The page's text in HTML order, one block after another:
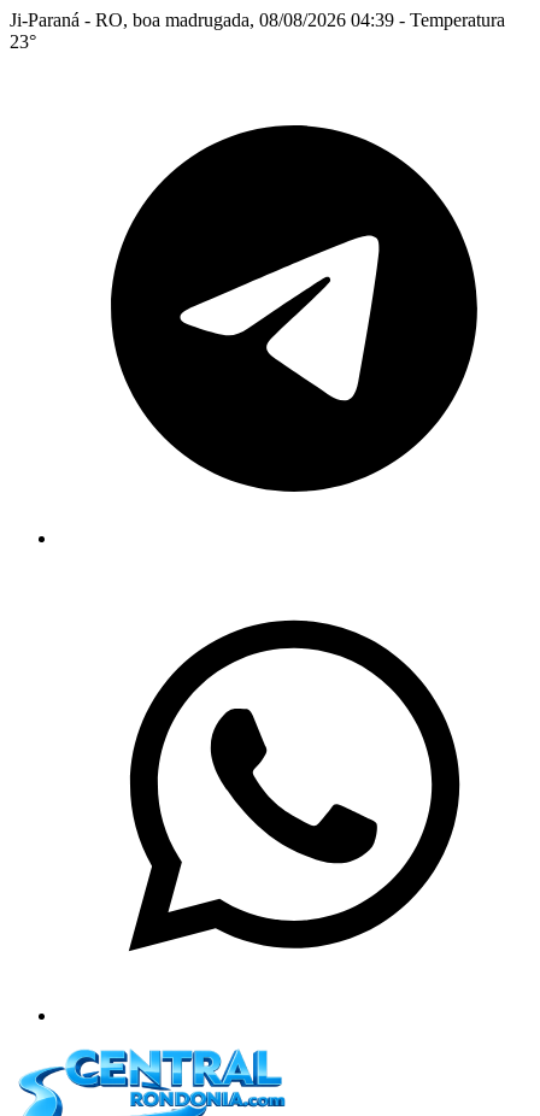
Ji-Paraná - RO, boa madrugada, 08/08/2026 04:39 - Temperatura
23°